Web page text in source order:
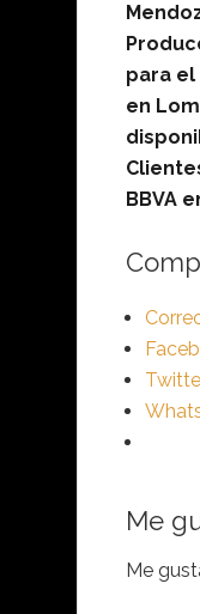
para el
en
BBVA
Me
Me